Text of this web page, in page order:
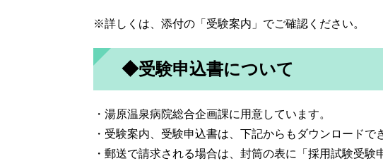
※詳しくは、添付の「受験案内」でご確認ください。
◆受験申込書について
・湯原温泉病院総合企画課に用意しています。
・受験案内、受験申込書は、下記からもダウンロードで
・郵送で請求される場合は、封筒の表に「採用試験受